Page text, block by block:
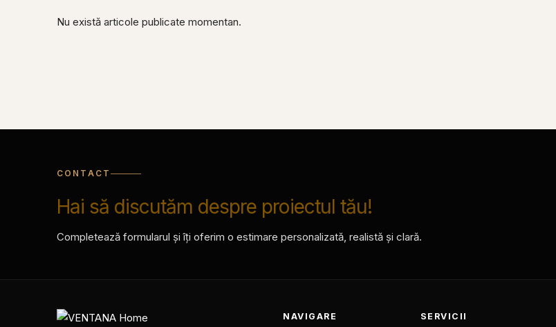
Nu există articole publicate momentan.
CONTACT
Hai să discutăm despre proiectul tău!
Completează formularul și îți oferim o estimare personalizată, realistă și clară.
NAVIGARE SERVICII